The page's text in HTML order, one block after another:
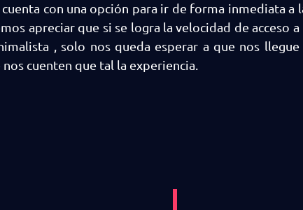
con una opción para ir de forma inmediata a
apreciar que si se logra la velocidad de acceso
, solo nos queda esperar a que nos
cuenten que tal la experiencia.